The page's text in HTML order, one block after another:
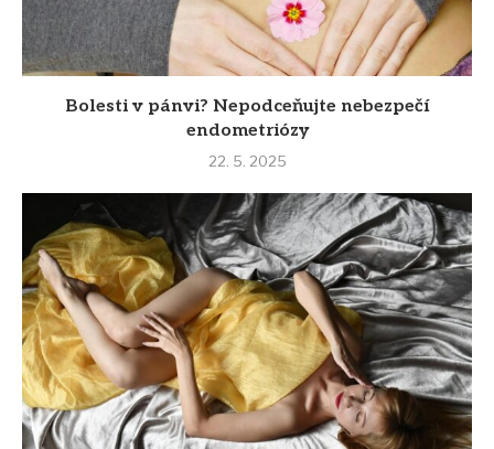
Bolesti v pánvi? Nepodceňujte nebezpečí
endometriózy
22. 5. 2025